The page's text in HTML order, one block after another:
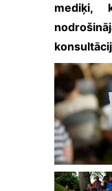
mediķi,
norādot, kura
lapa visvairāk
piesaista
lietotāju
uzmanību un
vai tiek rādīti
ziņojumi. Šie
neuzglabā
informāciju.
Tos izmanto,